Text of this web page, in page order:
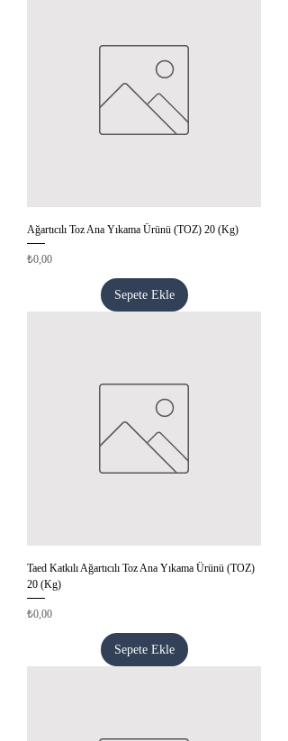
Ağartıcılı Toz Ana Yıkama Ürünü (TOZ) 20 (Kg)
Fiyat
₺0,00
Sepete Ekle
Taed Katkılı Ağartıcılı Toz Ana Yıkama Ürünü (TOZ)
20 (Kg)
Fiyat
₺0,00
Sepete Ekle